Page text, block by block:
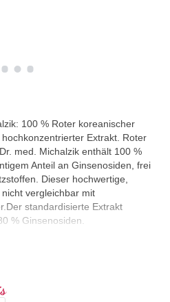
100 % Roter koreanischer
Extrakt. Roter
med. Michalzik enthält 100 %
Anteil an Ginsenosiden, frei
Dieser hochwertige,
vergleichbar mit
standardisierte Extrakt
% Ginsenosiden.